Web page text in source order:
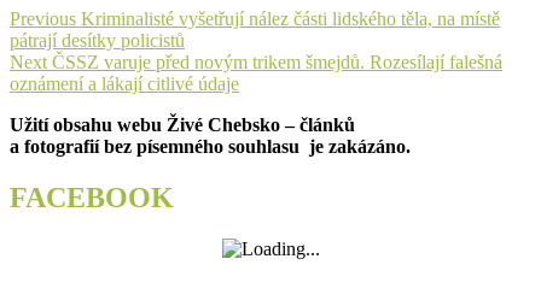
Navigace
pro
příspěvek
Previous Previous
post:
Kriminalisté vyšetřují nález části lidského těla, na místě
pátrají desítky policistů
Next Next
post:
ČSSZ varuje před novým trikem šmejdů. Rozesílají falešná
oznámení a lákají citlivé údaje
Užití obsahu webu Živé Chebsko – článků
a fotografií bez písemného souhlasu je zakázáno.
FACEBOOK